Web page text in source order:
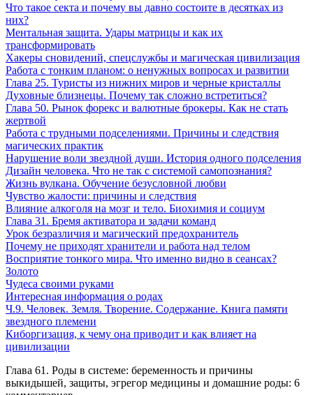
Что такое секта и почему вы давно состоите в десятках из
них?
Ментальная защита. Удары матрицы и как их
трансформировать
Хакеры сновидений, спецслужбы и магическая цивилизация
Работа с тонким планом: о ненужных вопросах и развитии
Глава 25. Туристы из нижних миров и черные кристаллы
Духовные близнецы. Почему так сложно встретиться?
Глава 50. Рынок форекс и валютные брокеры. Как не стать
жертвой
Работа с трудными подселениями. Причины и следствия
магических практик
Нарушение воли звездной души. История одного подселения
Дизайн человека. Что не так с системой самопознания?
Жизнь вулкана. Обучение безусловной любви
Чувство жалости: причины и следствия
Влияние алкоголя на мозг и тело. Биохимия и социум
Глава 31. Бремя активатора и задачи команд
Урок безразличия и магический предохранитель
Почему не приходят хранители и работа над телом
Восприятие тонкого мира. Что именно видно в сеансах?
Золото
Чудеса своими руками
Интересная информация о родах
Ч.9. Человек. Земля. Творение. Содержание. Книга памяти
звездного племени
Киборгизация, к чему она приводит и как влияет на
цивилизации
Глава 61. Роды в системе: беременность и причины
выкидышей, защиты, эгрегор медицины и домашние роды: 6